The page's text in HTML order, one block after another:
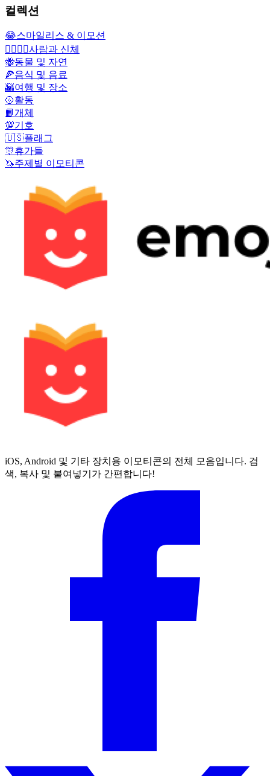
컬렉션
😂스마일리스 & 이모션
👩‍❤️‍💋‍👨사람과 신체
🐝동물 및 자연
🍕음식 및 음료
🌇여행 및 장소
🥎활동
📙개체
💯기호
🇺🇸플래그
🎊휴가들
🦄주제별 이모티콘
iOS, Android 및 기타 장치용 이모티콘의 전체 모음입니다. 검
색, 복사 및 붙여넣기가 간편합니다!